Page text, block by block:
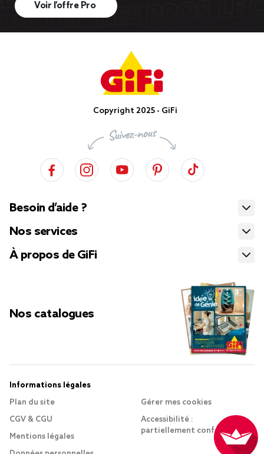
Voir l’offre Pro
Copyright 2025 - GiFi
Besoin d’aide ?
Nos services
À propos de GiFi
Nos catalogues
Informations légales
Plan du site
CGV & CGU
Mentions légales
Gérer mes cookies
Accessibilité :
partiellement conforme